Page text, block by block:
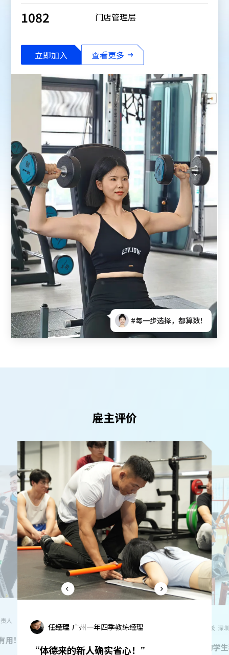
1082 门店管理层
立即加入 查看更多
都算数！ #找到对的路，工作变
雇主评价